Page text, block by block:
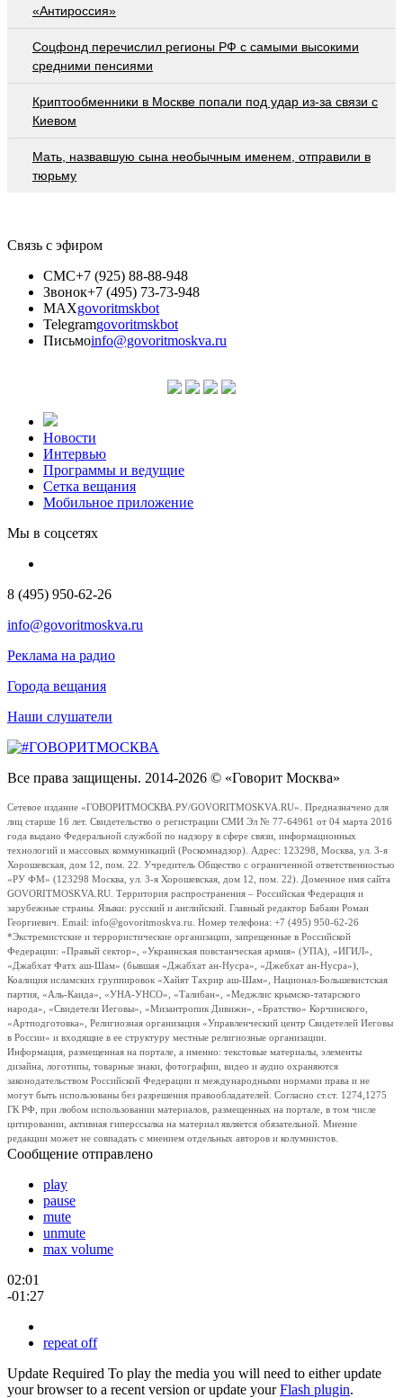
«Антироссия»
Соцфонд перечислил регионы РФ с самыми высокими
средними пенсиями
Криптообменники в Москве попали под удар из-за связи с
Киевом
Мать, назвавшую сына необычным именем, отправили в
тюрьму
Связь с эфиром
СМС+7 (925) 88-88-948
Звонок+7 (495) 73-73-948
MAXgovoritmskbot
Telegramgovoritmskbot
Письмоinfo@govoritmoskva.ru
Новости
Интервью
Программы и ведущие
Сетка вещания
Мобильное приложение
Мы в соцсетях
8 (495) 950-62-26
info@govoritmoskva.ru
Реклама на радио
Города вещания
Наши слушатели
Все права защищены. 2014-2026 © «Говорит Москва»
Сетевое издание «ГОВОРИТМОСКВА.РУ/GOVORITMOSKVA.RU». Предназначено для
лиц старше 16 лет. Свидетельство о регистрации СМИ Эл № 77-64961 от 04 марта 2016
года выдано Федеральной службой по надзору в сфере связи, информационных
технологий и массовых коммуникаций (Роскомнадзор). Адрес: 123298, Москва, ул. 3-я
Хорошевская, дом 12, пом. 22. Учредитель Общество с ограниченной ответственностью
«РУ ФМ» (123298 Москва, ул. 3-я Хорошевская, дом 12, пом. 22). Доменное имя сайта
GOVORITMOSKVA.RU. Территория распространения – Российская Федерация и
зарубежные страны. Языки: русский и английский. Главный редактор Бабаян Роман
Георгиевич. Email: info@govoritmoskva.ru. Номер телефона: +7 (495) 950-62-26
*Экстремистские и террористические организации, запрещенные в Российской
Федерации: «Правый сектор», «Украинская повстанческая армия» (УПА), «ИГИЛ»,
«Джабхат Фатх аш-Шам» (бывшая «Джабхат ан-Нусра», «Джебхат ан-Нусра»),
Коалиция исламских группировок «Хайят Тахрир аш-Шам», Национал-Большевистская
партия, «Аль-Каида», «УНА-УНСО», «Талибан», «Меджлис крымско-татарского
народа», «Свидетели Иеговы», «Мизантропик Дивижн», «Братство» Корчинского,
«Артподготовка», Религиозная организация «Управленческий центр Свидетелей Иеговы
в России» и входящие в ее структуру местные религиозные организации.
Информация, размещенная на портале, а именно: текстовые материалы, элементы
дизайна, логотипы, товарные знаки, фотографии, видео и аудио охраняются
законодательством Российской Федерации и международными нормами права и не
могут быть использованы без разрешения правообладателей. Согласно ст.ст. 1274,1275
ГК РФ, при любом использовании материалов, размещенных на портале, в том числе
цитировании, активная гиперссылка на материал является обязательной. Мнение
редакции может не совпадать с мнением отдельных авторов и колумнистов.
Сообщение отправлено
play
pause
mute
unmute
max volume
02:01
-01:27
repeat off
Update Required To play the media you will need to either update
your browser to a recent version or update yourFlash plugin.